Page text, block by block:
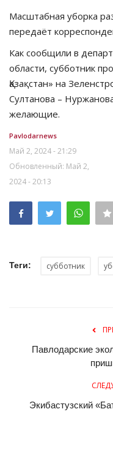
Курултай
Язык
Русский
Масштабная уборка
передаёт
Как сообщили в
области, субботник
Қазақстан» на
Султанова –
желающие.
Pavlodarnews
Май 2, 2024 - 21:29
Обновленный: Май 2,
2024 - 20:13
Теги: субботник
Павлодарские
Экибастузский